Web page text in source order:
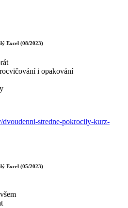
Excel (08/2023)
i opakování
stredne-pokrocily-kurz-
Excel (05/2023)